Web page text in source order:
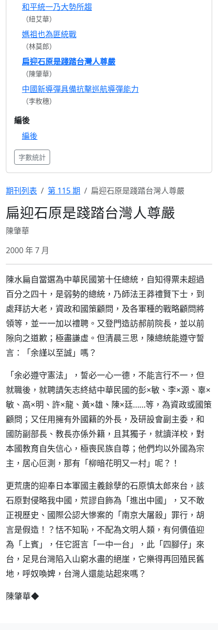
和平統一乃大勢所趨
（紐艾華）
媽祖也為匪統戰
（林莫郎）
扁迎石原是踐踏台灣人尊嚴
（陳肇華）
中國新導彈具備抗擊巡航導彈能力
（李敉穗）
編後
編後
字數統計
期刊列表 第 115 期 扁迎石原是踐踏台灣人尊嚴
扁迎石原是踐踏台灣人尊嚴
陳肇華
2000 年 7 月
陳水扁自當選為中華民國第十任總統，自知得票未超過
百分之四十，是弱勢的總統，乃師法王莽禮賢下士，到
處拜訪大老，資政和國策顧問，及各軍種的戰略顧問將
領等，並一一加以禮聘。又登門造訪郝前院長，並以前
隙向之道歉；極盡謙虛。但清晨三思，陳總統能遵守誓
言：「余謹以至誠」嗎？
「余必遵守憲法」，誓必一心一德，不能言行不一，但
就職後，就聘請矢志終結中華民國的彭×敏、李×源、辜×
敏、高×明、許×龍、黃×雄、陳×廷……等，為資政或國策
顧問；又任用擁有外國籍的外長，及研設會副主委，和
國防副部長、教長亦係外籍，且其獨子，就讀洋校，對
本國教育自失信心，極喪民族自尊；他們均以外國為宗
主，居心叵測，那有「柳暗花明又一村」呢？！
更荒唐的迎奉日本軍國主義餘孽的石原慎太郎來台，該
石原對侵略我中國，荒謬自飾為「進出中國」，又不敢
正視歷史、國際公認大慘案的「南京大屠殺」罪行，胡
言是假造！？恬不知恥，不配為文明人類，有何價值迎
為「上賓」，任它誑言「一中一台」，此「四腳仔」來
台，足見台灣陷入山窮水盡的絕崖，它樂得再回殖民舊
地，呼奴喚婢，台灣人還能站起來嗎？
陳肇華◆